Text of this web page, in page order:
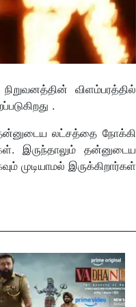
விளம்பரத்தில்
.
தன்னுடைய லட்சத்தை நோக்கி
இருந்தாலும் தன்னுடைய
முடியாமல் இருக்கிறார்கள்